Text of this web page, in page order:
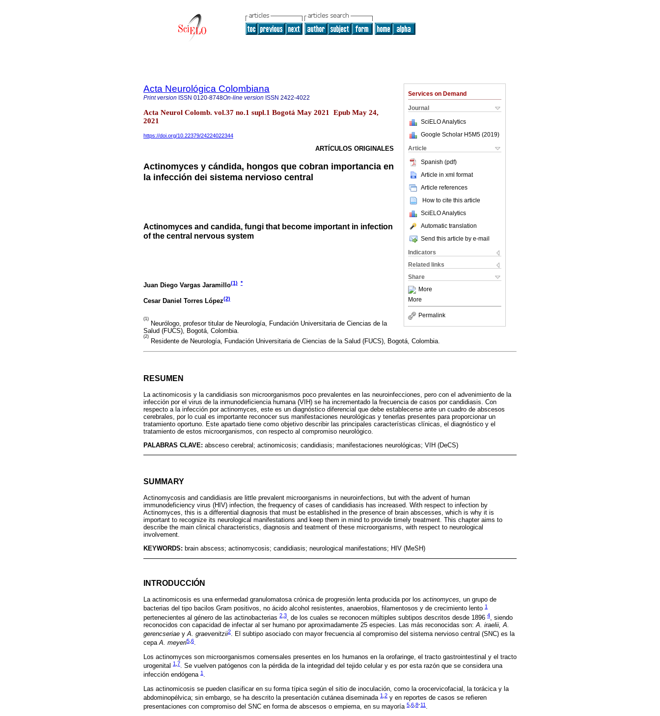
Services on Demand
Journal
SciELO Analytics
Google Scholar H5M5 (2019)
Article
Spanish (pdf)
Article in xml format
Article references
How to cite this article
SciELO Analytics
Automatic translation
Send this article by e-mail
Indicators
Related links
Share
More
More
Permalink
Acta Neurológica Colombiana
Print version ISSN 0120-8748On-line version ISSN 2422-4022
Acta Neurol Colomb. vol.37 no.1 supl.1 Bogotá May 2021 Epub May 24,
2021
https://doi.org/10.22379/24224022344
ARTÍCULOS ORIGINALES
Actinomyces y cándida, hongos que cobran importancia en
la infección dei sistema nervioso central
Actinomyces and candida, fungi that become important in infection
of the central nervous system
Juan Diego Vargas Jaramillo(1) *
Cesar Daniel Torres López(2)
(1)
Neurólogo, profesor titular de Neurología, Fundación Universitaria de Ciencias de la
Salud (FUCS), Bogotá, Colombia.
(2)
Residente de Neurología, Fundación Universitaria de Ciencias de la Salud (FUCS), Bogotá, Colombia.
RESUMEN
La actinomicosis y la candidiasis son microorganismos poco prevalentes en las neuroinfecciones, pero con el advenimiento de la
infección por el virus de la inmunodeficiencia humana (VIH) se ha incrementado la frecuencia de casos por candidiasis. Con
respecto a la infección por actinomyces, este es un diagnóstico diferencial que debe establecerse ante un cuadro de abscesos
cerebrales, por lo cual es importante reconocer sus manifestaciones neurológicas y tenerlas presentes para proporcionar un
tratamiento oportuno. Este apartado tiene como objetivo describir las principales características clínicas, el diagnóstico y el
tratamiento de estos microorganismos, con respecto al compromiso neurológico.
PALABRAS CLAVE: absceso cerebral; actinomicosis; candidiasis; manifestaciones neurológicas; VIH (DeCS)
SUMMARY
Actinomycosis and candidiasis are little prevalent microorganisms in neuroinfections, but with the advent of human
immunodeficiency virus (HIV) infection, the frequency of cases of candidiasis has increased. With respect to infection by
Actinomyces, this is a differential diagnosis that must be established in the presence of brain abscesses, which is why it is
important to recognize its neurological manifestations and keep them in mind to provide timely treatment. This chapter aims to
describe the main clinical characteristics, diagnosis and teatment of these microorganisms, with respect to neurological
involvement.
KEYWORDS: brain abscess; actinomycosis; candidiasis; neurological manifestations; HIV (MeSH)
INTRODUCCIÓN
La actinomicosis es una enfermedad granulomatosa crónica de progresión lenta producida por los actinomyces, un grupo de
bacterias del tipo bacilos Gram positivos, no ácido alcohol resistentes, anaerobios, filamentosos y de crecimiento lento 1
pertenecientes al género de las actinobacterias 2 3 , de los cuales se reconocen múltiples subtipos descritos desde 1896 4
, siendo
reconocidos con capacidad de infectar al ser humano por aproximadamente 25 especies. Las más reconocidas son: A. iraelii, A.
gerencseriae yA. graevenitzii2. El subtipo asociado con mayor frecuencia al compromiso del sistema nervioso central (SNC) es la
cepaA. meyeri5 6.
Los actinomyces son microorganismos comensales presentes en los humanos en la orofaringe, el tracto gastrointestinal y el tracto
urogenital 1 7. Se vuelven patógenos con la pérdida de la integridad del tejido celular y es por esta razón que se considera una
infección endógena 1 .
Las actinomicosis se pueden clasificar en su forma típica según el sitio de inoculación, como la orocervicofacial, la torácica y la
abdominopélvica; sin embargo, se ha descrito la presentación cutánea diseminada 1 2 y en reportes de casos se refieren
presentaciones con compromiso del SNC en forma de abscesos o empiema, en su mayoría 5 6 8-11 .